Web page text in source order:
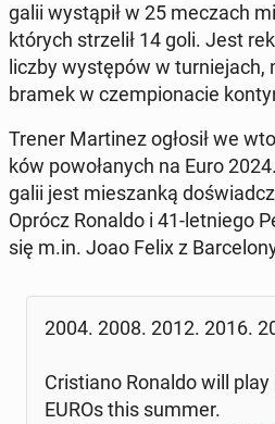
ga­lii wy­stą­pił w 25 meczach
których strze­lił 14 goli. Jest
liczby wy­stę­pów w tur­nie­jach,
bramek w czem­pio­na­cie
Trener Mar­ti­nez ogłosił we
ków po­wo­ła­nych na Euro
ga­lii jest mie­szan­ką
Oprócz Ronaldo i 41-let­nie­go
się m.in. Joao Felix z
2004. 2008. 2012. 2016.
Cri­stia­no Ronaldo will play
EUROs this summer.